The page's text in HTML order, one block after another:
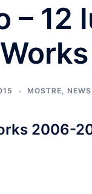
– 12
MOSTRE, NEWS
2006-